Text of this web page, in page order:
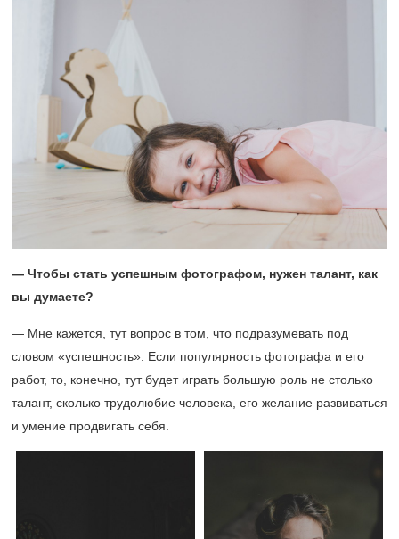
— Чтобы стать успешным фотографом, нужен талант, как
вы думаете?
— Мне кажется, тут вопрос в том, что подразумевать под
словом «успешность». Если популярность фотографа и его
работ, то, конечно, тут будет играть большую роль не столько
талант, сколько трудолюбие человека, его желание развиваться
и умение продвигать себя.